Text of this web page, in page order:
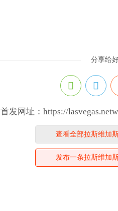
分享给
首发网址：https://
查看全部拉斯维加
发布一条拉斯维加